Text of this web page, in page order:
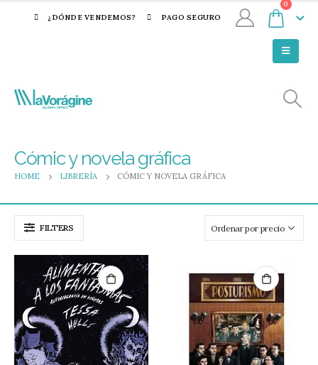
¿DÓNDE VENDEMOS? PAGO SEGURO
0
Cómic y novela gráfica
HOME LIBRERÍA CÓMIC Y NOVELA GRÁFICA
FILTERS